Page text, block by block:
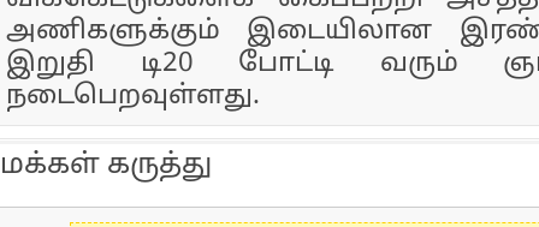
அணிகளுக்கும் இடையிலான
இறுதி டி20 போட்டி வரும்
நடைபெறவுள்ளது.
மக்கள் கருத்து